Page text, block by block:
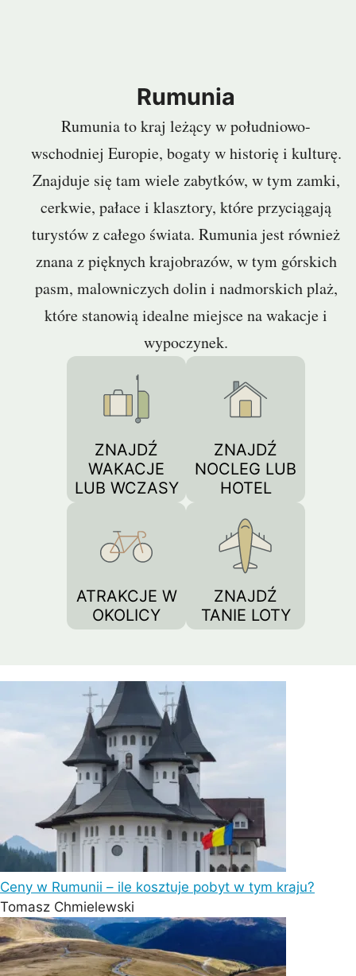
Rumunia
Rumunia to kraj leżący w południowo-
wschodniej Europie, bogaty w historię i kulturę.
Znajduje się tam wiele zabytków, w tym zamki,
cerkwie, pałace i klasztory, które przyciągają
turystów z całego świata. Rumunia jest również
znana z pięknych krajobrazów, w tym górskich
pasm, malowniczych dolin i nadmorskich plaż,
które stanowią idealne miejsce na wakacje i
wypoczynek.
ZNAJDŹ
WAKACJE
LUB WCZASY
ZNAJDŹ
NOCLEG LUB
HOTEL
ATRAKCJE W
OKOLICY
ZNAJDŹ
TANIE LOTY
Ceny w Rumunii – ile kosztuje pobyt w tym kraju?
Tomasz Chmielewski